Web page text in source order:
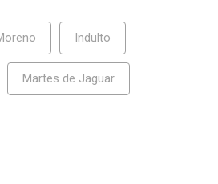
Indulto
Martes de Jaguar